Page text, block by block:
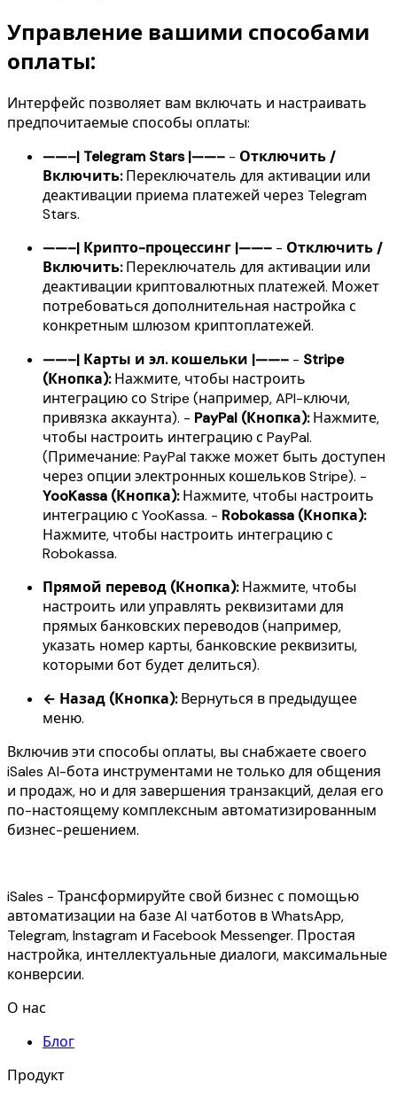
Управление вашими способами
оплаты:
Интерфейс позволяет вам включать и настраивать
предпочитаемые способы оплаты:
——–| Telegram Stars |——– - Отключить /
Включить:Переключатель для активации или
деактивации приема платежей через Telegram
Stars.
——–| Крипто-процессинг |——– - Отключить /
Включить:Переключатель для активации или
деактивации криптовалютных платежей. Может
потребоваться дополнительная настройка с
конкретным шлюзом криптоплатежей.
——–| Карты и эл. кошельки |——– - Stripe
(Кнопка):Нажмите, чтобы настроить
интеграцию со Stripe (например, API-ключи,
привязка аккаунта). - PayPal (Кнопка):Нажмите,
чтобы настроить интеграцию с PayPal.
(Примечание: PayPal также может быть доступен
через опции электронных кошельков Stripe). -
YooKassa (Кнопка):Нажмите, чтобы настроить
интеграцию с YooKassa. - Robokassa (Кнопка):
Нажмите, чтобы настроить интеграцию с
Robokassa.
Прямой перевод (Кнопка):Нажмите, чтобы
настроить или управлять реквизитами для
прямых банковских переводов (например,
указать номер карты, банковские реквизиты,
которыми бот будет делиться).
← Назад (Кнопка):Вернуться в предыдущее
меню.
Включив эти способы оплаты, вы снабжаете своего
iSales AI-бота инструментами не только для общения
и продаж, но и для завершения транзакций, делая его
по-настоящему комплексным автоматизированным
бизнес-решением.
iSales - Трансформируйте свой бизнес с помощью
автоматизации на базе AI чатботов в WhatsApp,
Telegram, Instagram и Facebook Messenger. Простая
настройка, интеллектуальные диалоги, максимальные
конверсии.
О нас
Блог
Продукт